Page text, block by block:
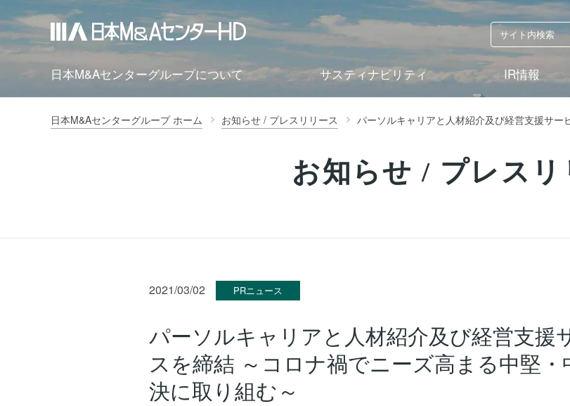
日本M&Aセンターグループについて サスティナビリティ IR情報
日本M&Aセンターグループ ホーム お知らせ / プレスリリース
お知らせ / プレスリ
2021/03/02 PRニュース
パーソルキャリアと人材紹介及び経営支援
スを締結 ～コロナ禍でニーズ高まる中堅
決に取り組む～